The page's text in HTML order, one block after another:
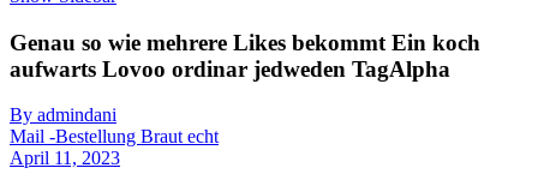
Genau so wie mehrere Likes bekommt Ein koch
aufwarts Lovoo ordinar jedweden TagAlpha
By admindani
Mail -Bestellung Braut echt
April 11, 2023